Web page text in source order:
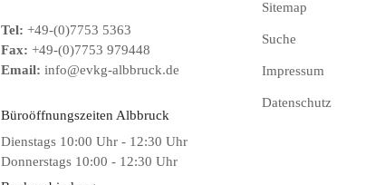
Tel: +49-(0)7753 5363
Fax: +49-(0)7753 979448
Email: info@evkg-albbruck.de
Büroöffnungszeiten Albbruck
Dienstags 10:00 Uhr - 12:30 Uhr
Donnerstags 10:00 - 12:30 Uhr
Sitemap
Suche
Impressum
Datenschutz